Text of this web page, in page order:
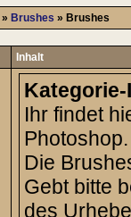
» Brushes » Brushes
Inhalt
Ihr findet
Photoshop.
Die
Gebt bitte
des